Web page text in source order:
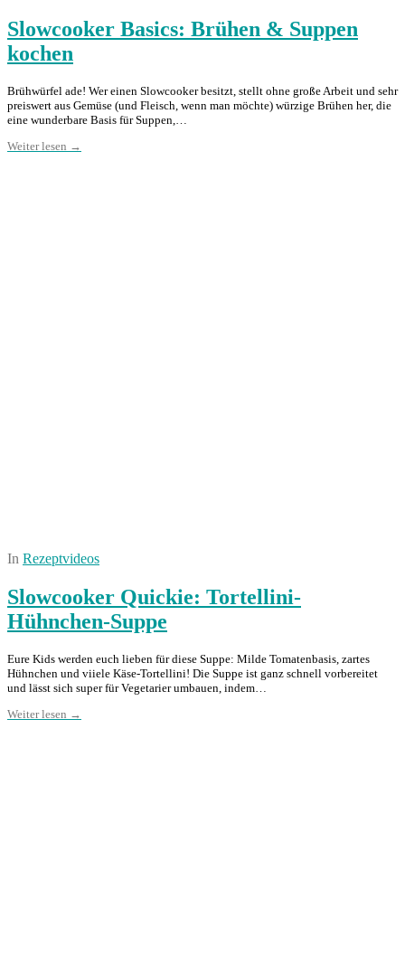
Slowcooker Basics: Brühen & Suppen
kochen
Brühwürfel ade! Wer einen Slowcooker besitzt, stellt ohne große Arbeit und sehr
preiswert aus Gemüse (und Fleisch, wenn man möchte) würzige Brühen her, die
eine wunderbare Basis für Suppen,…
Weiter lesen →
In Rezeptvideos
Slowcooker Quickie: Tortellini-
Hühnchen-Suppe
Eure Kids werden euch lieben für diese Suppe: Milde Tomatenbasis, zartes
Hühnchen und viiele Käse-Tortellini! Die Suppe ist ganz schnell vorbereitet
und lässt sich super für Vegetarier umbauen, indem…
Weiter lesen →